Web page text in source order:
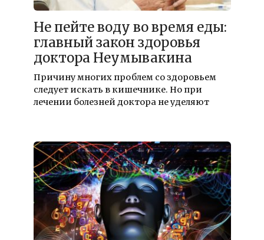
Не пейте воду во время еды:
главный закон здоровья
доктора Неумывакина
Причину многих проблем со здоровьем
следует искать в кишечнике. Но при
лечении болезней доктора не уделяют